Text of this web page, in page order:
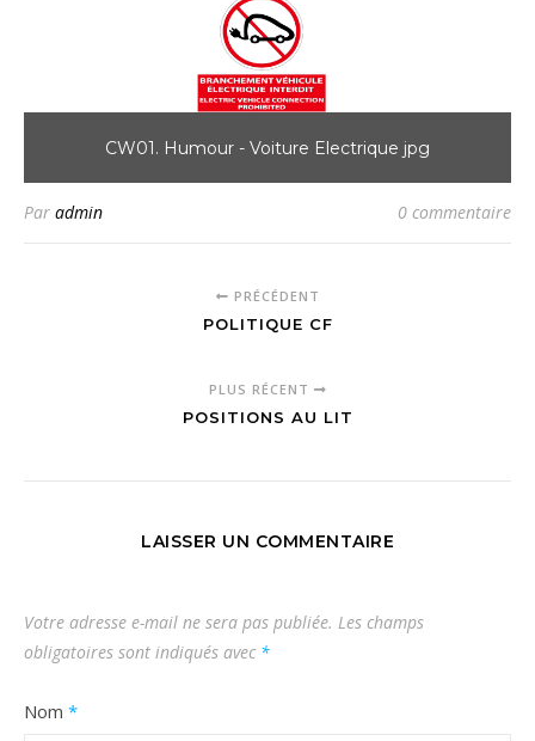
CW01. Humour - Voiture Electrique jpg
Par admin 0 commentaire
PRÉCÉDENT
POLITIQUE CF
PLUS RÉCENT
POSITIONS AU LIT
LAISSER UN COMMENTAIRE
Votre adresse e-mail ne sera pas publiée. Les champs
obligatoires sont indiqués avec *
Nom *